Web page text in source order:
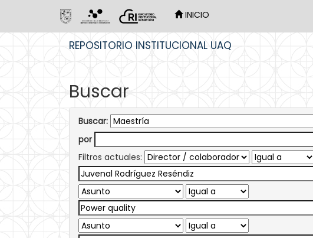
INICIO
REPOSITORIO INSTITUCIONAL UAQ
Buscar
Buscar:
por
Filtros actuales: